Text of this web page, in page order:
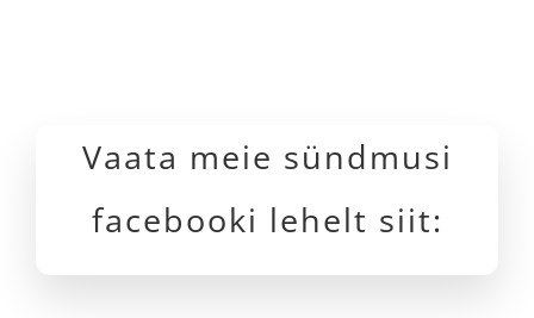
Vaata meie sündmusi
facebooki lehelt siit: